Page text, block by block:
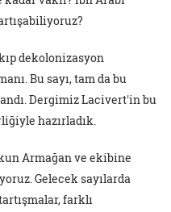
dekolonizasyon
Bu sayı, tam da bu
Dergimiz Lacivert'in bu
hazırladık.
Armağan ve ekibine
Gelecek sayılarda
farklı